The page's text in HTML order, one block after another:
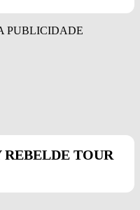
REBELDE TOUR